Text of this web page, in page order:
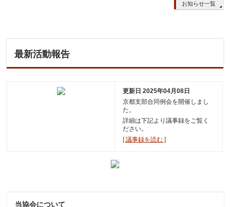
お知らせ一覧
最新活動報告
更新日 2025年04月08日
京都支部合同例会を開催しまし
た。
詳細は下記より議事録をご覧く
ださい。
[ 議事録を読む ]
当協会について